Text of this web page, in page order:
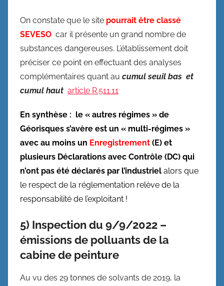
On constate que le site pourrait être classé
SEVESO car il présente un grand nombre de
substances dangereuses. L’établissement doit
préciser ce point en effectuant des analyses
complémentaires quant au cumulseuil bas et
cumul haut article R.511.11
En synthèse : le « autres régimes » de
Géorisques s’avère est un « multi-régimes »
avec au moins un Enregistrement (E) et
plusieurs Déclarations avec Contrôle (DC) qui
n’ont pas été déclarés par l’industriel alors que
le respect de la réglementation relève de la
responsabilité de l’exploitant !
5) Inspection du 9/9/2022 –
émissions de polluants de la
cabine de peinture
Au vu des 29 tonnes de solvants de 2019, la